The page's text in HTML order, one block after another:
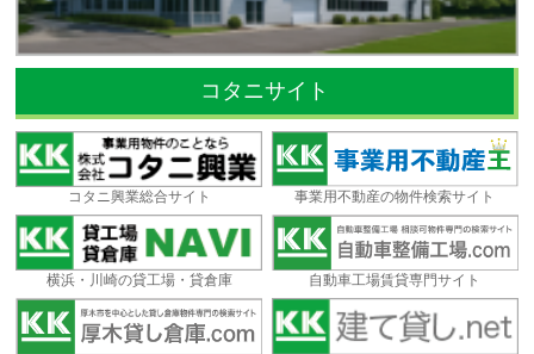
コタニサイト
コタニ興業総合サイト 事業用不動産の物件検索サイト
横浜・川崎の貸工場・貸倉庫 自動車工場賃貸専門サイト